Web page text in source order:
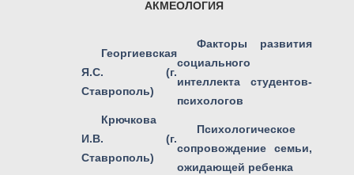
АКМЕОЛОГИЯ
Георгиевская
Я.С. (г.
Ставрополь)
Факторы развития
социального
интеллекта студентов-
психологов
Крючкова
И.В. (г.
Ставрополь)
Психологическое
сопровождение семьи,
ожидающей ребенка